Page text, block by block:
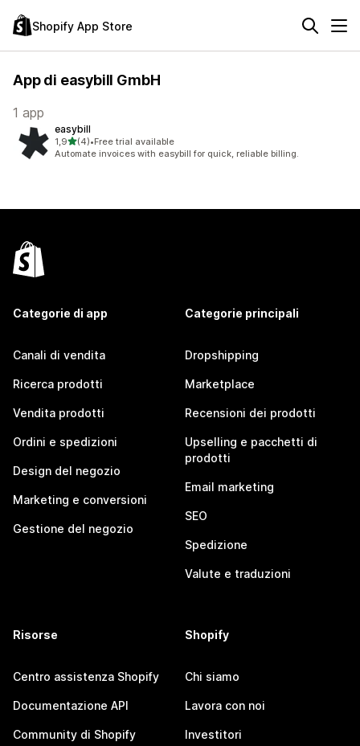
Shopify App Store
App di easybill GmbH
1 app
easybill
1,9stelle su 5
(4)
4 recensioni totali
•Free trial available
Automate invoices with easybill for quick, reliable billing.
Categorie di app
Canali di vendita
Ricerca prodotti
Vendita prodotti
Ordini e spedizioni
Design del negozio
Marketing e conversioni
Gestione del negozio
Categorie principali
Dropshipping
Marketplace
Recensioni dei prodotti
Upselling e pacchetti di
prodotti
Email marketing
SEO
Spedizione
Valute e traduzioni
Risorse
Centro assistenza Shopify
Documentazione API
Community di Shopify
Shopify
Chi siamo
Lavora con noi
Investitori